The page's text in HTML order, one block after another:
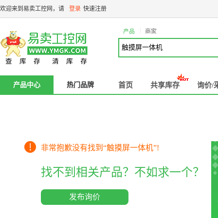
欢迎来到易卖工控网，请 登录 快速注册
产品 商家
产品中心 热门品牌 首页 共享库存 询价/
非常抱歉没有找到“触摸屏一体机”!
找不到相关产品？不如求一个？
发布询价